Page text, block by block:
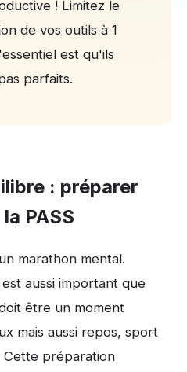
! Limitez le
de vos outils à 1
est qu'ils
parfaits.
: préparer
PASS
marathon mental.
est aussi important que
être un moment
mais aussi repos, sport
Cette préparation